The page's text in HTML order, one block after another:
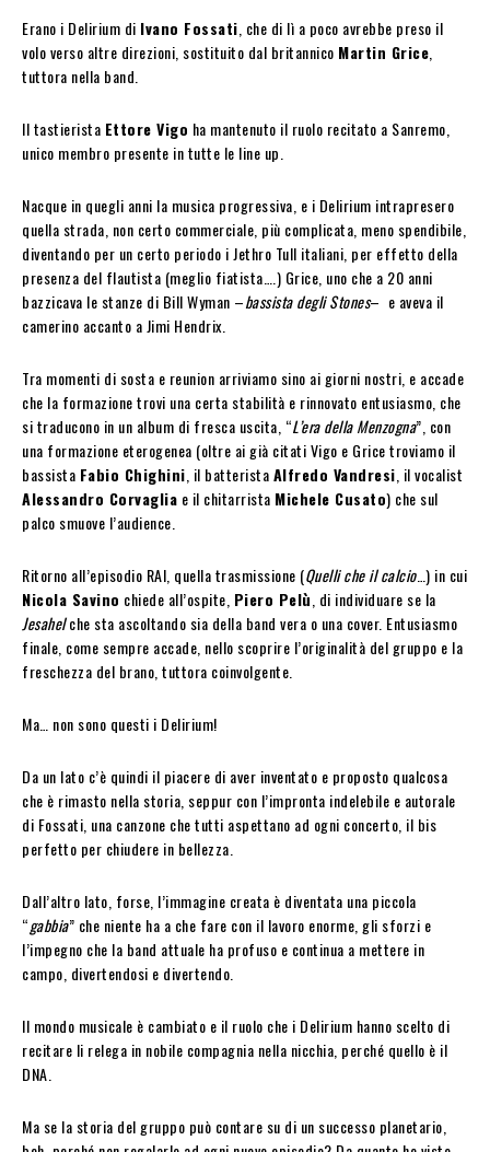
Erano i Delirium di Ivano Fossati , che di lì a poco avrebbe preso il
volo verso altre direzioni, sostituito dal britannico Martin Grice
tuttora nella band.
Il tastierista Ettore Vigo ha mantenuto il ruolo recitato a Sanremo,
unico membro presente in tutte le line up.
Nacque in quegli anni la musica progressiva, e i Delirium intrapresero
quella strada, non certo commerciale, più complicata, meno spendibile,
diventando per un certo periodo i Jethro Tull italiani, per effetto della
presenza del flautista (meglio fiatista….) Grice, uno che a 20 anni
bazzicava le stanze di Bill Wyman –bassista degli Stones– e aveva il
camerino accanto a Jimi Hendrix.
Tra momenti di sosta e reunion arriviamo sino ai giorni nostri, e accade
che la formazione trovi una certa stabilità e rinnovato entusiasmo, che
si traducono in un album di fresca uscita, “L’era della Menzogna”, con
una formazione eterogenea (oltre ai già citati Vigo e Grice troviamo il
bassista Fabio Chighini , il batteristaAlfredo Vandresi , il vocalist
Alessandro Corvaglia e il chitarrista Michele Cusato) che sul
palco smuove l’audience.
Ritorno all’episodio RAI, quella trasmissione (Quelli che il calcio…) in cui
Nicola Savino chiede all’ospite, Piero Pelù , di individuare se la
Jesahelche sta ascoltando sia della band vera o una cover. Entusiasmo
finale, come sempre accade, nello scoprire l’originalità del gruppo e la
freschezza del brano, tuttora coinvolgente.
Ma… non sono questi i Delirium!
Da un lato c’è quindi il piacere di aver inventato e proposto qualcosa
che è rimasto nella storia, seppur con l’impronta indelebile e autorale
di Fossati, una canzone che tutti aspettano ad ogni concerto, il bis
perfetto per chiudere in bellezza.
Dall’altro lato, forse, l’immagine creata è diventata una piccola
“gabbia” che niente ha a che fare con il lavoro enorme, gli sforzi e
l’impegno che la band attuale ha profuso e continua a mettere in
campo, divertendosi e divertendo.
Il mondo musicale è cambiato e il ruolo che i Delirium hanno scelto di
recitare li relega in nobile compagnia nella nicchia, perché quello è il
DNA.
Ma se la storia del gruppo può contare su di un successo planetario,